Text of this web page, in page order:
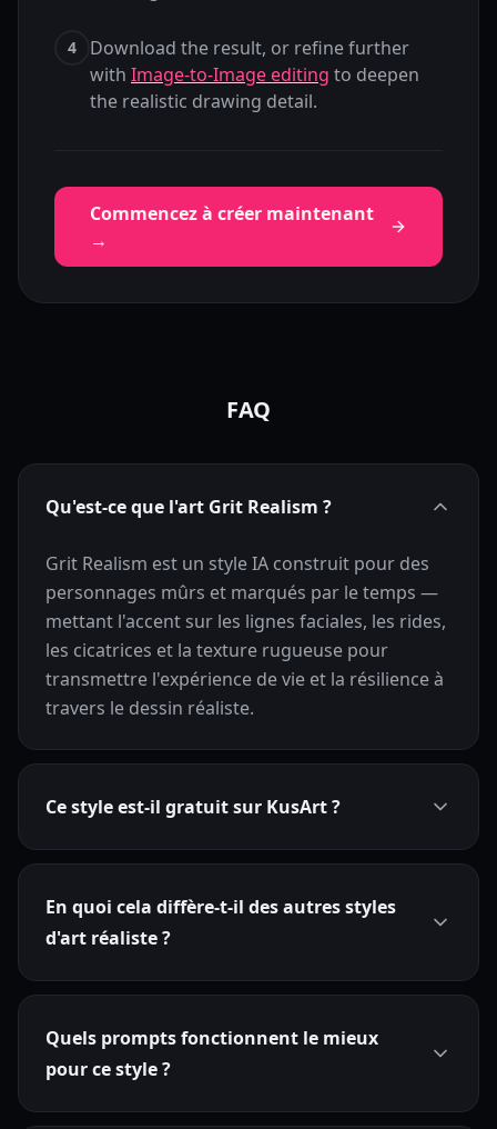
4
Download the result, or refine further
with Image-to-Image editing to deepen
the realistic drawing detail.
Commencez à créer maintenant
→
FAQ
Qu'est-ce que l'art Grit Realism ?
Grit Realism est un style IA construit pour des
personnages mûrs et marqués par le temps —
mettant l'accent sur les lignes faciales, les rides,
les cicatrices et la texture rugueuse pour
transmettre l'expérience de vie et la résilience à
travers le dessin réaliste.
Ce style est-il gratuit sur KusArt ?
En quoi cela diffère-t-il des autres styles
d'art réaliste ?
Quels prompts fonctionnent le mieux
pour ce style ?